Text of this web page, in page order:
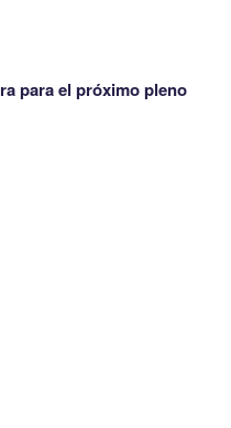
para el próximo pleno